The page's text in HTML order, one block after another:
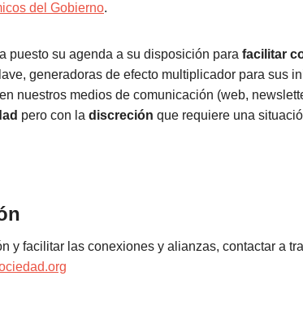
del Gobierno.
puesto su agenda a su disposición para facilitar
generadoras de efecto multiplicador para sus
nuestros medios de comunicación (web,
pero con la discreción que requiere una
y facilitar las conexiones y alianzas, contactar a